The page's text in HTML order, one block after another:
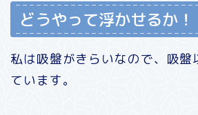
どうやって浮かせるか！
私は吸盤がきらいなので、吸盤
ています。